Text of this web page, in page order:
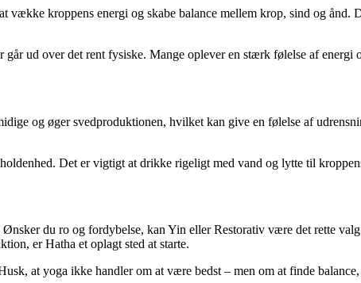
kroppens energi og skabe balance mellem krop, sind og ånd.
ud over det rent fysiske. Mange oplever en stærk følelse af energi
og øger svedproduktionen, hvilket kan give en følelse af
Det er vigtigt at drikke rigeligt med vand og lytte til
du ro og fordybelse, kan Yin eller Restorativ være det rette
er Hatha et oplagt sted at starte.
at yoga ikke handler om at være bedst – men om at finde